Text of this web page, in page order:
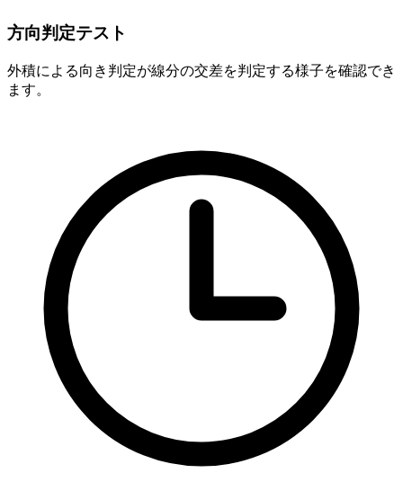
方向判定テスト
外積による向き判定が線分の交差を判定する様子を確認でき
ます。